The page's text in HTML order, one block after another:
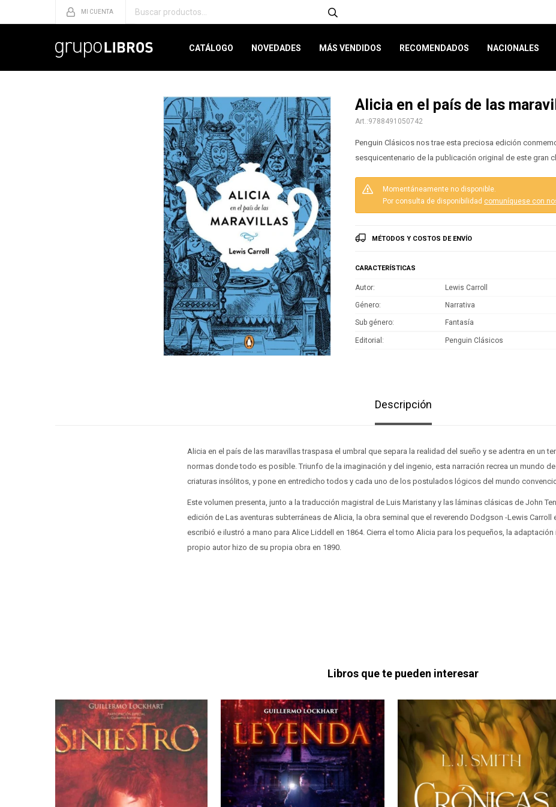
CATÁLOGO NOVEDADES MÁS VENDIDOS RECOMENDADOS NACIONALES
Alicia en el país de las
9788491050742
Penguin Clásicos nos trae esta preciosa edición
sesquicentenario de la publicación original de este gran
Momentáneamente no disponible.
Por consulta de disponibilidad comuníquese con
MÉTODOS Y COSTOS DE ENVÍO
CARACTERÍSTICAS
Autor Lewis Carroll
Género Narrativa
Sub género Fantasía
Editorial Penguin Clásicos
Descripción
Alicia en el país de las maravillas traspasa el umbral que separa la realidad del sueño y se adentra en un
normas donde todo es posible. Triunfo de la imaginación y del ingenio, esta narración recrea un mundo
criaturas insólitos, y pone en entredicho todos y cada uno de los postulados lógicos del mundo
Este volumen presenta, junto a la traducción magistral de Luis Maristany y las láminas clásicas de John
edición de Las aventuras subterráneas de Alicia, la obra seminal que el reverendo Dodgson -Lewis Carroll
escribió e ilustró a mano para Alice Liddell en 1864. Cierra el tomo Alicia para los pequeños, la adaptación
propio autor hizo de su propia obra en 1890.
Libros que te pueden interesar